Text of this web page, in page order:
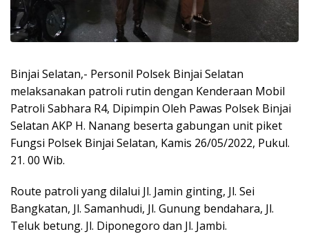
Binjai Selatan,- Personil Polsek Binjai Selatan
melaksanakan patroli rutin dengan Kenderaan Mobil
Patroli Sabhara R4, Dipimpin Oleh Pawas Polsek Binjai
Selatan AKP H. Nanang beserta gabungan unit piket
Fungsi Polsek Binjai Selatan, Kamis 26/05/2022, Pukul.
21. 00 Wib.
Route patroli yang dilalui Jl. Jamin ginting, Jl. Sei
Bangkatan, Jl. Samanhudi, Jl. Gunung bendahara, Jl.
Teluk betung. Jl. Diponegoro dan Jl. Jambi.